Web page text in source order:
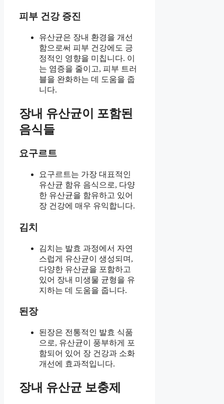
피부 건강 증진
유산균은 장내 환경을 개선
함으로써 피부 건강에도 긍
정적인 영향을 미칩니다. 이
는 염증을 줄이고, 피부 트러
블을 완화하는 데 도움을 줍
니다.
장내 유산균이 포함된
음식들
요구르트
요구르트는 가장 대표적인
유산균 함유 음식으로, 다양
한 유산균을 함유하고 있어
장 건강에 매우 유익합니다.
김치
김치는 발효 과정에서 자연
스럽게 유산균이 생성되며,
다양한 유산균을 포함하고
있어 장내 미생물 균형을 유
지하는 데 도움을 줍니다.
된장
된장은 전통적인 발효 식품
으로, 유산균이 풍부하게 포
함되어 있어 장 건강과 소화
개선에 효과적입니다.
장내 유산균 보충제